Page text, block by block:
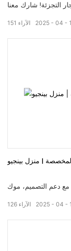
التجزئة! شارك معنا
علامتك التجارية
2025 04
151 الآراء
| منزل بينجيو
مع دعم التصميم، موك
على الانترنت،
2025 04
126 الآراء